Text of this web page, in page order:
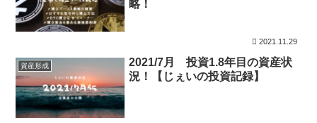
略！
2021.11.29
資産形成
2021/7月 投資1.8年目の資産状
況！【じぇいの投資記録】